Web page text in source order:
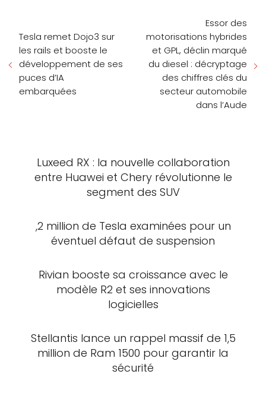
Tesla remet Dojo3 sur
les rails et booste le
développement de ses
puces d’IA
embarquées
Essor des
motorisations hybrides
et GPL, déclin marqué
du diesel : décryptage
des chiffres clés du
secteur automobile
dans l’Aude
Luxeed RX : la nouvelle collaboration
entre Huawei et Chery révolutionne le
segment des SUV
,2 million de Tesla examinées pour un
éventuel défaut de suspension
Rivian booste sa croissance avec le
modèle R2 et ses innovations
logicielles
Stellantis lance un rappel massif de 1,5
million de Ram 1500 pour garantir la
sécurité